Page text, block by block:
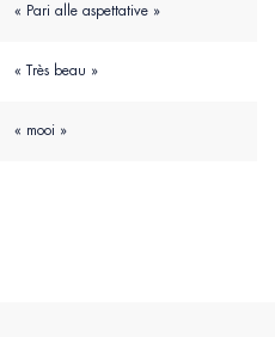
« Pari alle aspettative »
« Très beau »
« mooi »